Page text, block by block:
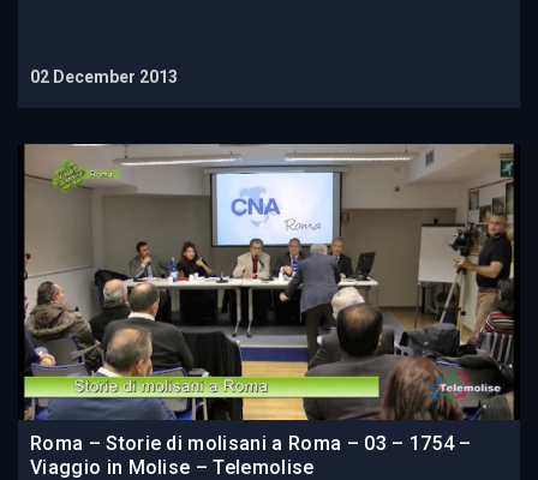
02 December 2013
Roma – Storie di molisani a Roma – 03 – 1754 –
Viaggio in Molise – Telemolise